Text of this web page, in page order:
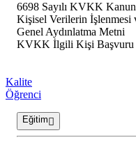
6698 Sayılı KVKK
Kişisel Verilerin İşlenmesi
Genel Aydınlatma Metni
KVKK İlgili Kişi Başvuru
Kalite
Öğrenci
Eğitim